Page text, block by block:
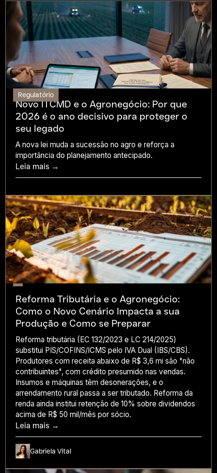
Regulatório
Novo ITCMD e o Agronegócio: Por que
2026 é o ano decisivo para proteger o
seu legado
A nova lei muda a sucessão no agro e reforça a
importância do planejamento antecipado.
Leia mais →
Reforma Tributária e o Agronegócio:
Como o Novo Cenário Impacta a sua
Produção e Como se Preparar
Reforma tributária (EC 132/2023 e LC 214/2025)
substitui PIS/COFINS/ICMS pelo IVA Dual (IBS/CBS).
Produtores com receita abaixo de R$ 3,6 mi são "não
contribuintes", com crédito presumido nas vendas.
Insumos e máquinas têm desonerações, e o
arrendamento rural passa a ser tributado. Reforma da
renda ainda institui retenção de 10% sobre dividendos
acima de R$ 50 mil/mês por sócio.
Leia mais →
Gabriela Vital